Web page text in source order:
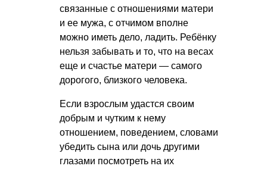
связанные с отношениями матери
и ее мужа, с отчимом вполне
можно иметь дело, ладить. Ребёнку
нельзя забывать и то, что на весах
еще и счастье матери — самого
дорогого, близкого человека.
Если взрослым удастся своим
добрым и чутким к нему
отношением, поведением, словами
убедить сына или дочь другими
глазами посмотреть на их